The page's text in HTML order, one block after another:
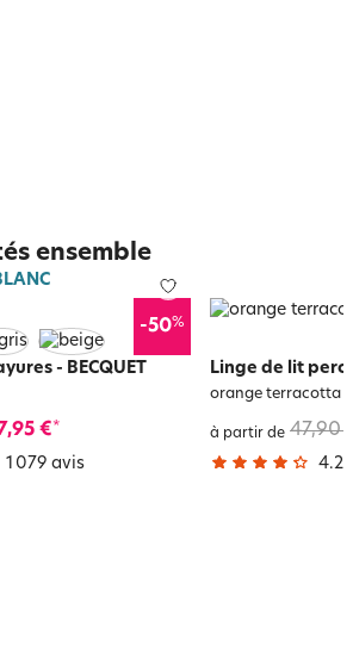
ensemble
-50%
- BECQUET
€*
1 079 avis
Linge de lit
orange terracotta
à partir de 47,90
4.2